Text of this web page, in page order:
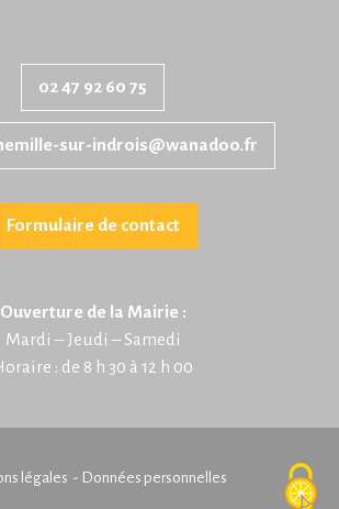
02 47 92 60 75
sur-indrois@wanadoo.fr
Formulaire de contact
Ouverture de la Mairie :
Mardi – Jeudi – Samedi
: de 8 h 30 à 12 h 00
légales - Données personnelles